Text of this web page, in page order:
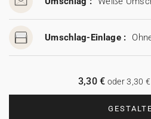
Umschlag-Einlage :
3,30 € oder 3,30